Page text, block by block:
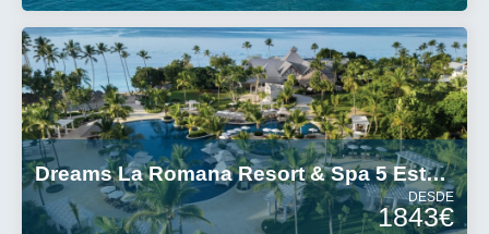
Dreams La Romana Resort & Spa 5 Estrellas
DESDE
1843€